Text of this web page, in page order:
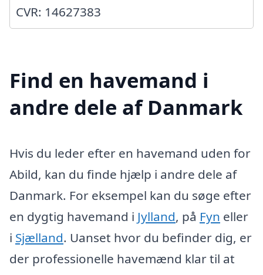
CVR: 14627383
Find en havemand i
andre dele af Danmark
Hvis du leder efter en havemand uden for
Abild, kan du finde hjælp i andre dele af
Danmark. For eksempel kan du søge efter
en dygtig havemand i Jylland, på Fyn eller
i Sjælland. Uanset hvor du befinder dig, er
der professionelle havemænd klar til at